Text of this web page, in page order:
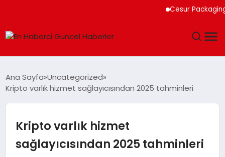
Cesur Packaging,
SPOR
SAĞLIK
TEKNOLOJI
Ana Sayfa Uncategorized
Kripto varlık hizmet sağlayıcısından 2025 tahminleri
Kripto varlık hizmet
sağlayıcısından 2025 tahminleri